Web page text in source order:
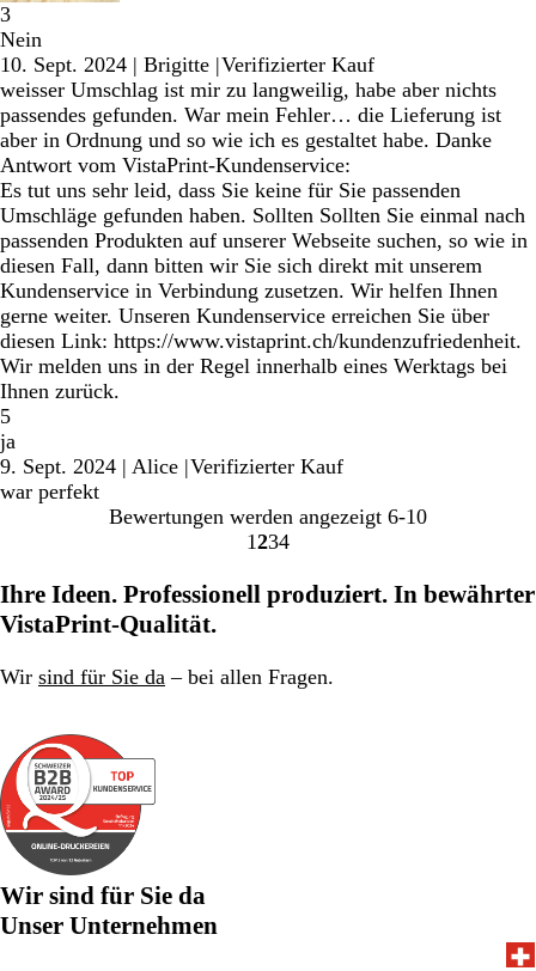
3
Nein
10. Sept. 2024 | Brigitte |Verifizierter Kauf
weisser Umschlag ist mir zu langweilig, habe aber nichts
passendes gefunden. War mein Fehler… die Lieferung ist
aber in Ordnung und so wie ich es gestaltet habe. Danke
Antwort vom VistaPrint-Kundenservice:
Es tut uns sehr leid, dass Sie keine für Sie passenden
Umschläge gefunden haben. Sollten Sollten Sie einmal nach
passenden Produkten auf unserer Webseite suchen, so wie in
diesen Fall, dann bitten wir Sie sich direkt mit unserem
Kundenservice in Verbindung zusetzen. Wir helfen Ihnen
gerne weiter. Unseren Kundenservice erreichen Sie über
diesen Link: https://www.vistaprint.ch/kundenzufriedenheit.
Wir melden uns in der Regel innerhalb eines Werktags bei
Ihnen zurück.
5
ja
9. Sept. 2024 | Alice |Verifizierter Kauf
war perfekt
Bewertungen werden angezeigt 6-10
Gehe
Seite
1 Gehe
Seite
2Gehe
Seite
3Gehe
Seite
4
Ihre Ideen. Professionell produziert. In bewährter
VistaPrint-Qualität.
Wir sind für Sie da – bei allen Fragen.
Wir sind für Sie da
Unser Unternehmen